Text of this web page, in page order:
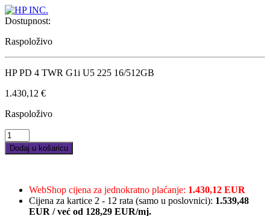
Dostupnost:
Raspoloživo
HP PD 4 TWR G1i U5 225 16/512GB
1.430,12 €
Raspoloživo
HP
PD
4
16/512GB
Dodaj u košaricu
WebShop cijena za jednokratno plaćanje: 1.430,12 EUR
Cijena za kartice 2 - 12 rata (samo u poslovnici): 1.539,48
EUR /već od 128,29 EUR/mj.